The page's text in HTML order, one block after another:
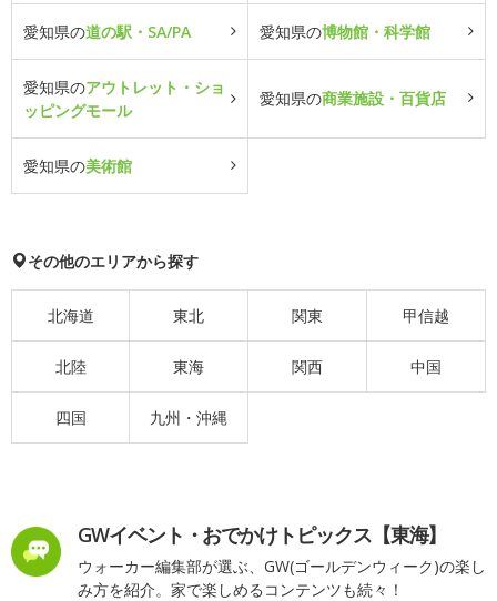
愛知県の道の駅・SA/PA 愛知県の博物館・科学館
愛知県のアウトレット・ショ
ッピングモール
愛知県の商業施設・百貨店
愛知県の美術館
その他のエリアから探す
北海道 東北 関東 甲信越
北陸 東海 関西 中国
四国 九州・沖縄
GWイベント・おでかけトピックス【東海】
ウォーカー編集部が選ぶ、GW(ゴールデンウィーク)の楽し
み方を紹介。家で楽しめるコンテンツも続々！